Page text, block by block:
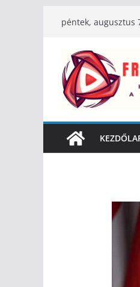
péntek, augusztus